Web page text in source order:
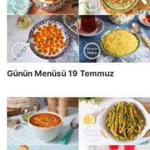
Günün Menüsü 19 Temmuz